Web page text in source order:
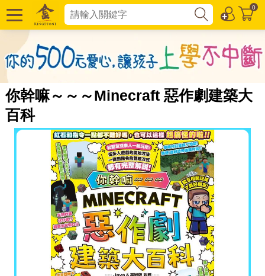
0
你幹嘛～～～Minecraft 惡作劇建築大
百科